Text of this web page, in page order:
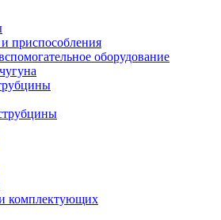
приспособления
оборудование
комплектующих